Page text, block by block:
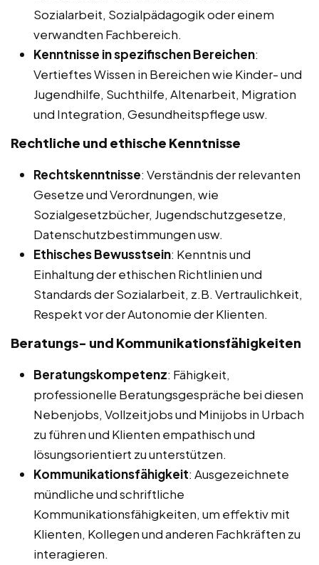
Sozialarbeit, Sozialpädagogik oder einem
verwandten Fachbereich.
Kenntnisse in spezifischen Bereichen:
Vertieftes Wissen in Bereichen wie Kinder- und
Jugendhilfe, Suchthilfe, Altenarbeit, Migration
und Integration, Gesundheitspflege usw.
Rechtliche und ethische Kenntnisse
Rechtskenntnisse: Verständnis der relevanten
Gesetze und Verordnungen, wie
Sozialgesetzbücher, Jugendschutzgesetze,
Datenschutzbestimmungen usw.
Ethisches Bewusstsein: Kenntnis und
Einhaltung der ethischen Richtlinien und
Standards der Sozialarbeit, z.B. Vertraulichkeit,
Respekt vor der Autonomie der Klienten.
Beratungs- und Kommunikationsfähigkeiten
Beratungskompetenz: Fähigkeit,
professionelle Beratungsgespräche bei diesen
Nebenjobs, Vollzeitjobs und Minijobs in Urbach
zu führen und Klienten empathisch und
lösungsorientiert zu unterstützen.
Kommunikationsfähigkeit: Ausgezeichnete
mündliche und schriftliche
Kommunikationsfähigkeiten, um effektiv mit
Klienten, Kollegen und anderen Fachkräften zu
interagieren.